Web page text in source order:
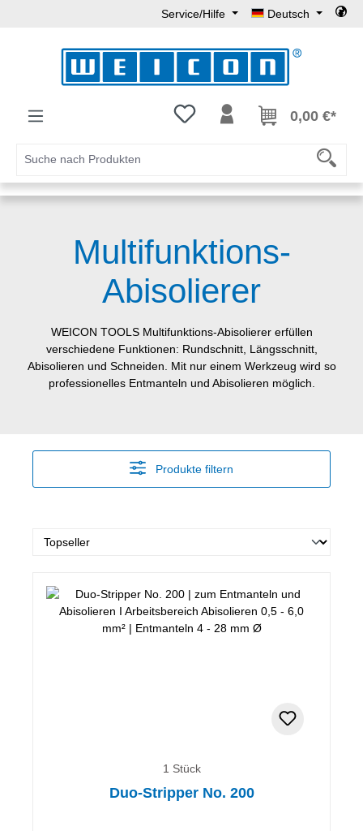
Service/Hilfe Deutsch
Du hast 0 Produkte auf dem
0,00 €*
Multifunktions-
Abisolierer
WEICON TOOLS Multifunktions-Abisolierer erfüllen
verschiedene Funktionen: Rundschnitt, Längsschnitt,
Abisolieren und Schneiden. Mit nur einem Werkzeug wird so
professionelles Entmanteln und Abisolieren möglich.
Produkte filtern
1 Stück
Duo-Stripper No. 200